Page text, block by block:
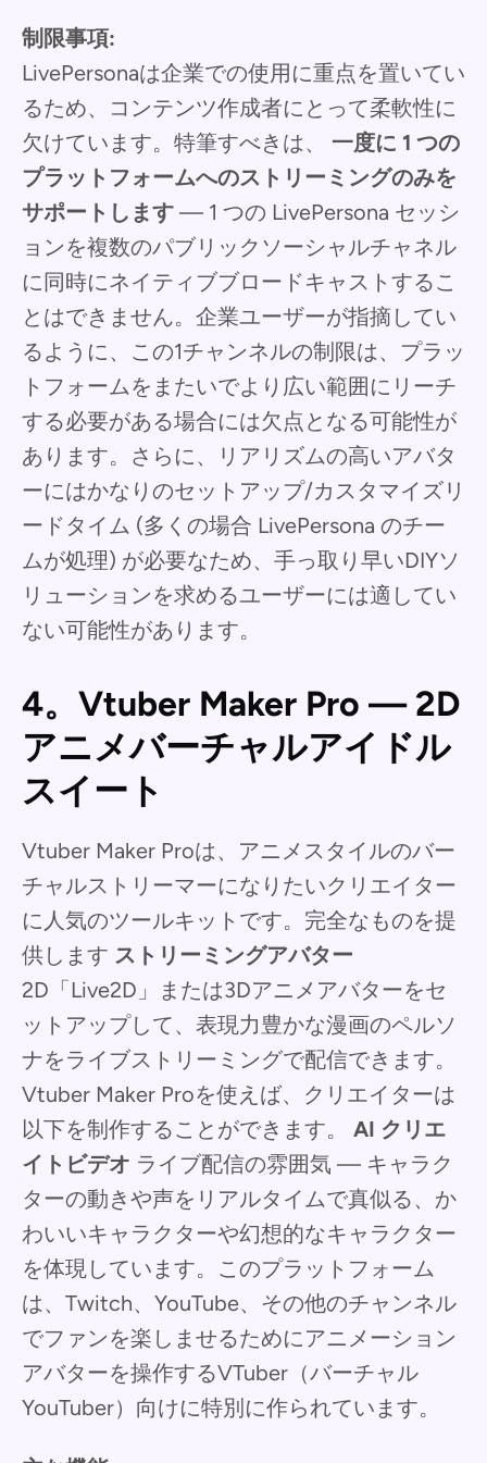
制限事項:
LivePersonaは企業での使用に重点を置いてい
るため、コンテンツ作成者にとって柔軟性に
欠けています。特筆すべきは、 一度に 1 つの
プラットフォームへのストリーミングのみを
サポートします — 1 つの LivePersona セッシ
ョンを複数のパブリックソーシャルチャネル
に同時にネイティブブロードキャストするこ
とはできません。企業ユーザーが指摘してい
るように、この1チャンネルの制限は、プラッ
トフォームをまたいでより広い範囲にリーチ
する必要がある場合には欠点となる可能性が
あります。さらに、リアリズムの高いアバタ
ーにはかなりのセットアップ/カスタマイズリ
ードタイム (多くの場合 LivePersona のチー
ムが処理) が必要なため、手っ取り早いDIYソ
リューションを求めるユーザーには適してい
ない可能性があります。
4。Vtuber Maker Pro — 2D
アニメバーチャルアイドル
スイート
Vtuber Maker Proは、アニメスタイルのバー
チャルストリーマーになりたいクリエイター
に人気のツールキットです。完全なものを提
供します ストリーミングアバター
2D「Live2D」または3Dアニメアバターをセ
ットアップして、表現力豊かな漫画のペルソ
ナをライブストリーミングで配信できます。
Vtuber Maker Proを使えば、クリエイターは
以下を制作することができます。 AI クリエ
イトビデオ ライブ配信の雰囲気 — キャラク
ターの動きや声をリアルタイムで真似る、か
わいいキャラクターや幻想的なキャラクター
を体現しています。このプラットフォーム
は、Twitch、YouTube、その他のチャンネル
でファンを楽しませるためにアニメーション
アバターを操作するVTuber（バーチャル
YouTuber）向けに特別に作られています。